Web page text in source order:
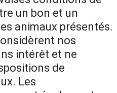
un bon et un
animaux présentés.
nos
intérêt et ne
de
Les